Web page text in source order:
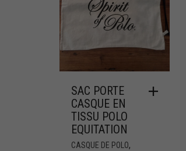
SAC PORTE
CASQUE EN
TISSU POLO
EQUITATION
CASQUE DE POLO,